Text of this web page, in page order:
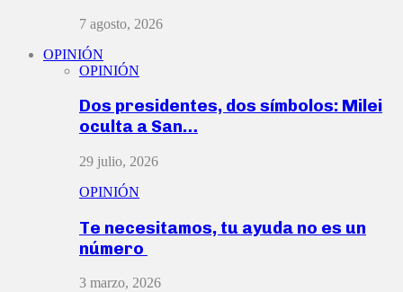
7 agosto, 2026
OPINIÓN
OPINIÓN
Dos presidentes, dos símbolos: Milei
oculta a San…
29 julio, 2026
OPINIÓN
Te necesitamos, tu ayuda no es un
número
3 marzo, 2026